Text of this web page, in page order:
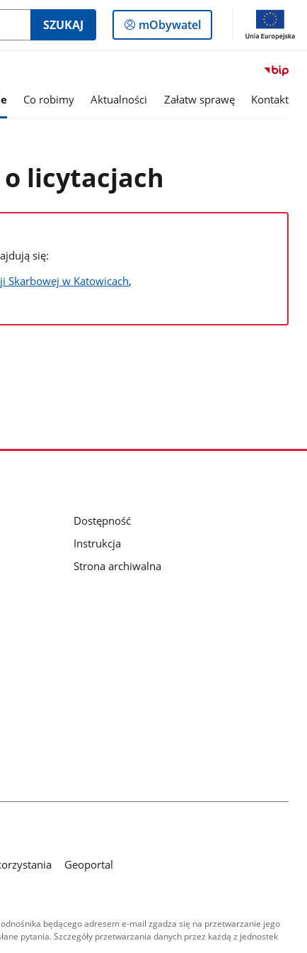
SZUKAJ
Logowanie
do
mObywatel
Co robimy Aktualności Załatw sprawę Kontakt
licytacjach
się:
Skarbowej w Katowicach,
Dostępność
Instrukcja
Strona archiwalna
Geoportal
będącego adresem e-mail zgadza się na przetwarzanie jego
pytania. Szczegóły przetwarzania danych przez każdą z jednostek